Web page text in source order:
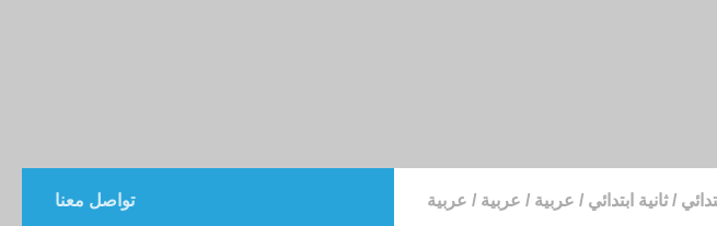
/ ثانية ابتدائي / عربية / عربية / عربية تواصل معنا